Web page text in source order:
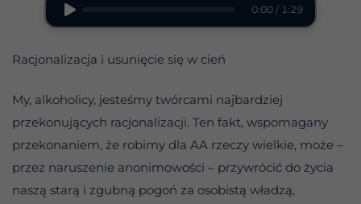
0:00 / 1:29
Racjonalizacja i usunięcie się w cień
My, alkoholicy, jesteśmy twórcami najbardziej
przekonujących racjonalizacji. Ten fakt, wspomagany
przekonaniem, że robimy dla AA rzeczy wielkie, może –
przez naruszenie anonimowości – przywrócić do życia
naszą starą i zgubną pogoń za osobistą władzą,